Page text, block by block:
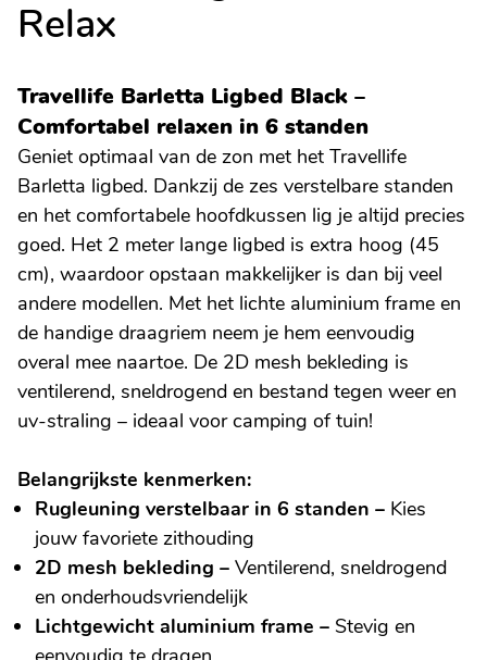
Relax
Travellife Barletta Ligbed Black –
Comfortabel relaxen in 6 standen
Geniet optimaal van de zon met het Travellife
Barletta ligbed. Dankzij de zes verstelbare standen
en het comfortabele hoofdkussen lig je altijd precies
goed. Het 2 meter lange ligbed is extra hoog (45
cm), waardoor opstaan makkelijker is dan bij veel
andere modellen. Met het lichte aluminium frame en
de handige draagriem neem je hem eenvoudig
overal mee naartoe. De 2D mesh bekleding is
ventilerend, sneldrogend en bestand tegen weer en
uv-straling – ideaal voor camping of tuin!
Belangrijkste kenmerken:
Rugleuning verstelbaar in 6 standen – Kies
jouw favoriete zithouding
2D mesh bekleding – Ventilerend, sneldrogend
en onderhoudsvriendelijk
Lichtgewicht aluminium frame – Stevig en